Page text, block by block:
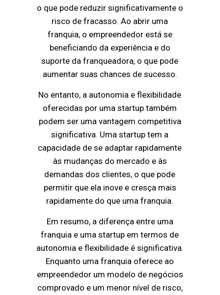
o que pode reduzir significativamente o
risco de fracasso. Ao abrir uma
franquia, o empreendedor está se
beneficiando da experiência e do
suporte da franqueadora, o que pode
aumentar suas chances de sucesso.
No entanto, a autonomia e flexibilidade
oferecidas por uma startup também
podem ser uma vantagem competitiva
significativa. Uma startup tem a
capacidade de se adaptar rapidamente
às mudanças do mercado e às
demandas dos clientes, o que pode
permitir que ela inove e cresça mais
rapidamente do que uma franquia.
Em resumo, a diferença entre uma
franquia e uma startup em termos de
autonomia e flexibilidade é significativa.
Enquanto uma franquia oferece ao
empreendedor um modelo de negócios
comprovado e um menor nível de risco,